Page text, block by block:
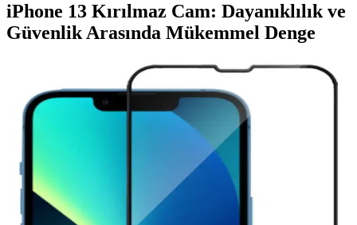
iPhone 13 Kırılmaz Cam: Dayanıklılık ve
Güvenlik Arasında Mükemmel Denge